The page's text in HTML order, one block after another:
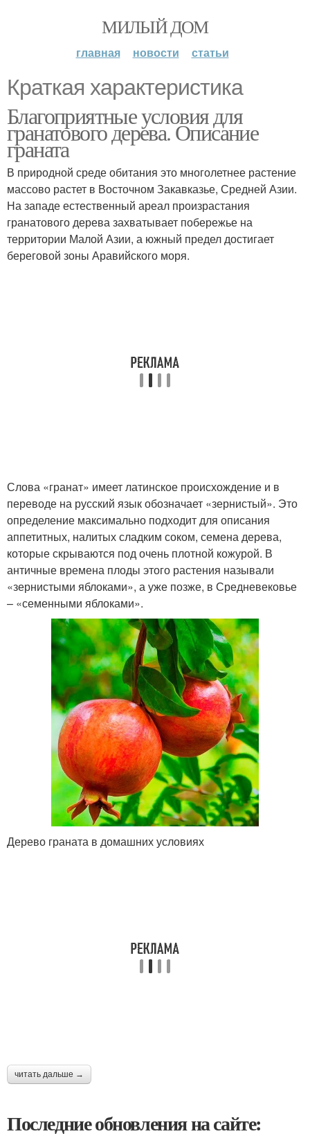
МИЛЫЙ ДОМ
главная новости статьи
Краткая характеристика
Благоприятные условия для
гранатового дерева. Описание
граната
В природной среде обитания это многолетнее растение
массово растет в Восточном Закавказье, Средней Азии.
На западе естественный ареал произрастания
гранатового дерева захватывает побережье на
территории Малой Азии, а южный предел достигает
береговой зоны Аравийского моря.
Слова «гранат» имеет латинское происхождение и в
переводе на русский язык обозначает «зернистый». Это
определение максимально подходит для описания
аппетитных, налитых сладким соком, семена дерева,
которые скрываются под очень плотной кожурой. В
античные времена плоды этого растения называли
«зернистыми яблоками», а уже позже, в Средневековье
– «семенными яблоками».
Дерево граната в домашних условиях
читать дальше →
Последние обновления на сайте: